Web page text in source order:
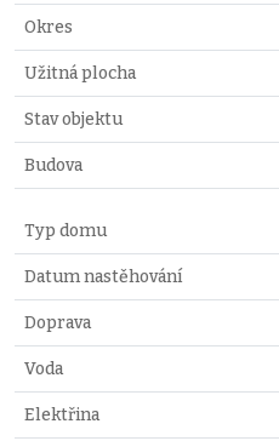
Okres
Užitná plocha
Stav objektu
Budova
Typ domu
Datum nastěhování
Doprava
Voda
Elektřina